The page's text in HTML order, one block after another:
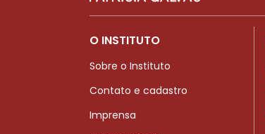
O INSTITUTO
Sobre o Instituto
Contato e cadastro
Imprensa